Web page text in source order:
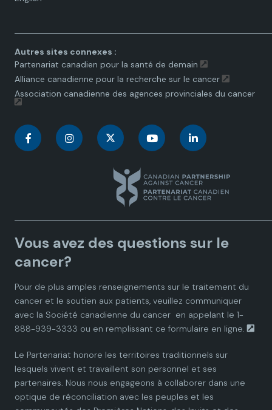
Autres sites connexes :
Partenariat canadien pour la santé de demain
Alliance canadienne pour la recherche sur le cancer
Association canadienne des agences provinciales du cancer
C
a
d
a
n
P
a
C
a
d
a
n
P
a
n
a
d
a
n
P
a
C
n
a
d
a
n
P
a
C
n
a
d
a
n
P
a
Vous avez des questions sur le
cancer?
Pour de plus amples renseignements sur le traitement du
cancer et le soutien aux patients, veuillez communiquer
avec la Société canadienne du cancer en appelant le 1-
888-939-3333 ou en remplissant ce formulaire en ligne.
Le Partenariat honore les territoires traditionnels sur
lesquels vivent et travaillent son personnel et ses
partenaires. Nous nous engageons à collaborer dans une
optique de réconciliation avec les peuples et les